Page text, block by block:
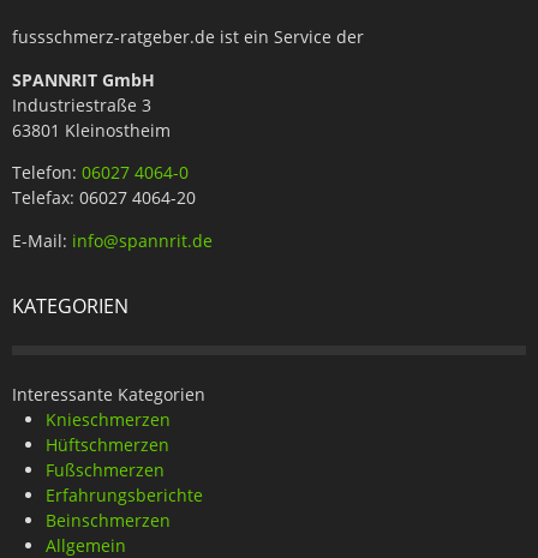
fussschmerz-ratgeber.de ist ein Service der
SPANNRIT GmbH
Industriestraße 3
63801 Kleinostheim
Telefon: 06027 4064-0
Telefax: 06027 4064-20
E-Mail: info@spannrit.de
KATEGORIEN
Interessante Kategorien
Knieschmerzen
Hüftschmerzen
Fußschmerzen
Erfahrungsberichte
Beinschmerzen
Allgemein